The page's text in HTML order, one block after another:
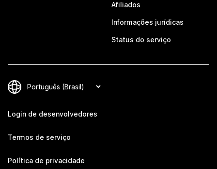
Afiliados
Informações jurídicas
Status do serviço
Login de desenvolvedores
Termos de serviço
Política de privacidade